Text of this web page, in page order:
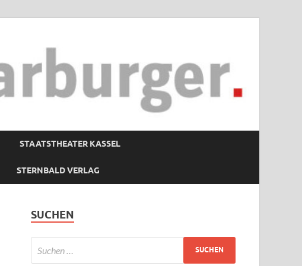
STAATSTHEATER KASSEL
STERNBALD VERLAG
SUCHEN